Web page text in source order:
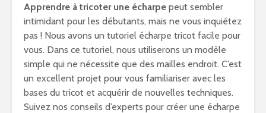
Apprendre à tricoter une écharpe peut sembler
intimidant pour les débutants, mais ne vous inquiétez
pas ! Nous avons un tutoriel écharpe tricot facile pour
vous. Dans ce tutoriel, nous utiliserons un modèle
simple qui ne nécessite que des mailles endroit. C’est
un excellent projet pour vous familiariser avec les
bases du tricot et acquérir de nouvelles techniques.
Suivez nos conseils d’experts pour créer une écharpe